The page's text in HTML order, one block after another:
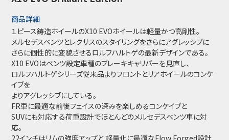
商品詳細
１ピース鋳造ホイールのX10 EVOホイールは軽量かつ高剛性。
メルセデスベンツとレクサスのスタイリングをさらにアグレッシブに
さらに個性的に変貌させるロルフハルトゲの最新デザインである。
X10 EVOはベンツ設定車種のブレーキキャリパーを見直し、
ロルフハルトゲシリーズ従来品よりフロントとリアホイールのコンケ
イブを
よりアグレッシブにしている。
FR車に最適な前後フェイスの深みを楽しめるコンケイブと
SUVにも対応する荷重設計でほとんどのメルセデスベンツ車に対
応。
22インチはリムの強度アップと 軽量化に最適なFlow Forged設計